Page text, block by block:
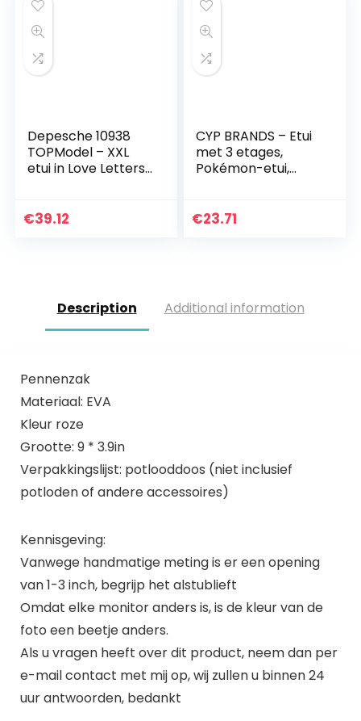
Depesche 10938
TOPModel – XXL
etui in Love Letters
met pennen,
€39.12
CYP BRANDS – Etui
met 3 etages,
Pokémon-etui,
€23.71
Description Additional information
Pennenzak
Materiaal: EVA
Kleur roze
Grootte: 9 * 3.9in
Verpakkingslijst: potlooddoos (niet inclusief
potloden of andere accessoires)
Kennisgeving:
Vanwege handmatige meting is er een opening
van 1-3 inch, begrijp het alstublieft
Omdat elke monitor anders is, is de kleur van de
foto een beetje anders.
Als u vragen heeft over dit product, neem dan per
e-mail contact met mij op, wij zullen u binnen 24
uur antwoorden, bedankt